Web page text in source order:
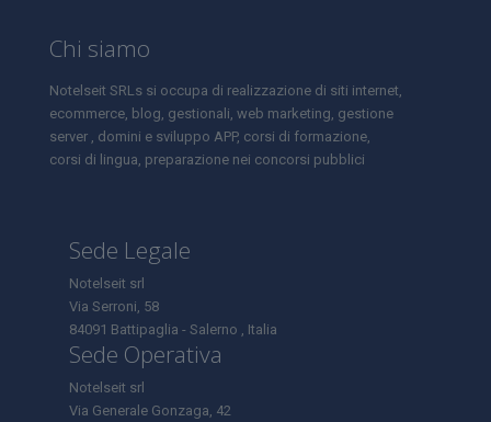
Chi siamo
Notelseit SRLs si occupa di realizzazione di siti internet,
ecommerce, blog, gestionali, web marketing, gestione
server , domini e sviluppo APP, corsi di formazione,
corsi di lingua, preparazione nei concorsi pubblici
Sede Legale
Notelseit srl
Via Serroni, 58
84091 Battipaglia - Salerno , Italia
Sede Operativa
Notelseit srl
Via Generale Gonzaga, 42